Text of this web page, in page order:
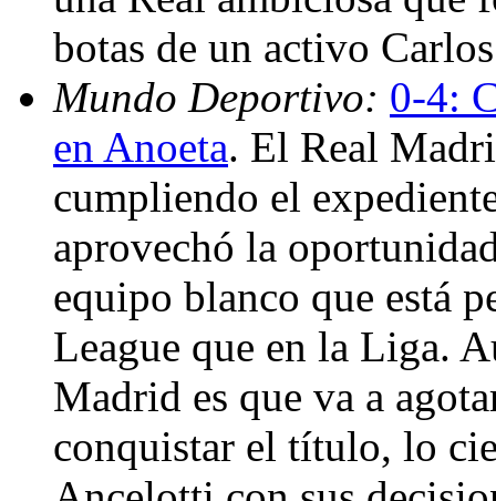
botas de un activo
Mundo Deportivo: 0-4:
en Anoeta. El Real
cumpliendo el
aprovechó la
equipo blanco que está
League que en la Liga.
Madrid es que va a
conquistar el título, lo